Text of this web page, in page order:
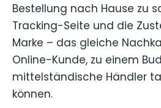
Bestellung nach Hause zu
Tracking-Seite und die
Marke – das gleiche
Online-Kunde, zu einem
mittelständische Händler
können.